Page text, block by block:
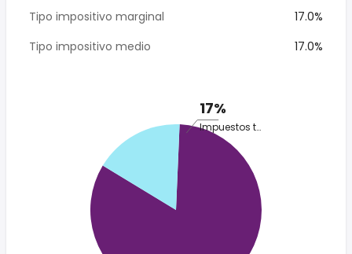
Tipo impositivo marginal
17.0%
Tipo impositivo medio
17.0%
17%
Impuestos totales